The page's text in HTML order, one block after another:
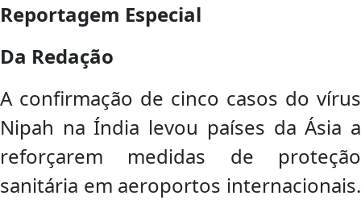
Reportagem Especial
Da Redação
A confirmação de cinco casos do vírus
Nipah na Índia levou países da Ásia a
reforçarem medidas de proteção
sanitária em aeroportos internacionais.